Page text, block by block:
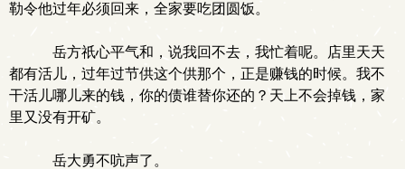
勒令他过年必须回来，全家要吃团圆饭。
岳方祇心平气和，说我回不去，我忙着呢。店里天天
都有活儿，过年过节供这个供那个，正是赚钱的时候。我不
干活儿哪儿来的钱，你的债谁替你还的？天上不会掉钱，家
里又没有开矿。
岳大勇不吭声了。